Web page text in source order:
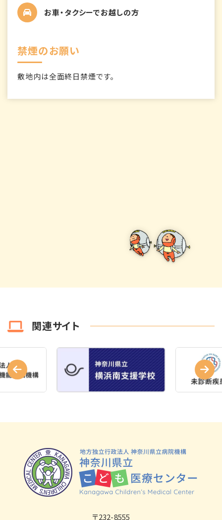
お車・タクシーでお越しの方
禁煙のお願い
敷地内は全面終日禁煙です。
関連サイト
〒232-8555